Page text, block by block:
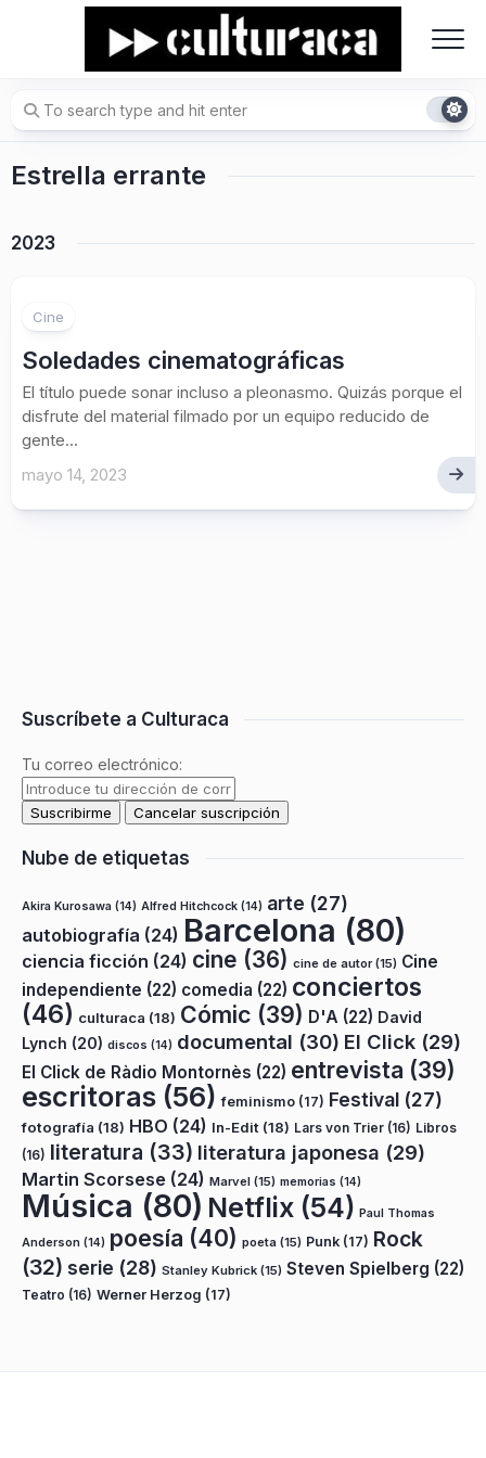
Estrella errante
2023
Cine
Soledades cinematográficas
El título puede sonar incluso a pleonasmo. Quizás porque el
disfrute del material filmado por un equipo reducido de
gente...
mayo 14, 2023
Suscríbete a Culturaca
Tu correo electrónico:
Nube de etiquetas
Akira Kurosawa (14) Alfred Hitchcock (14) arte (27)
autobiografía (24) Barcelona (80)
ciencia ficción (24) cine (36) cine de autor(15) Cine
independiente (22) comedia (22) conciertos
(46) culturaca (18) Cómic (39) D'A (22) David
Lynch (20) discos (14) documental (30) El Click (29)
El Click de Ràdio Montornès (22) entrevista (39)
escritoras (56) feminismo (17) Festival (27)
fotografía (18) HBO (24) In-Edit (18) Lars von Trier (16) Libros
(16) literatura (33) literatura japonesa (29)
Martin Scorsese (24) Marvel (15) memorias (14)
Música (80) Netflix (54) Paul Thomas
Anderson (14) poesía (40) poeta (15) Punk (17) Rock
(32) serie (28) Stanley Kubrick (15) Steven Spielberg (22)
Teatro (16) Werner Herzog (17)